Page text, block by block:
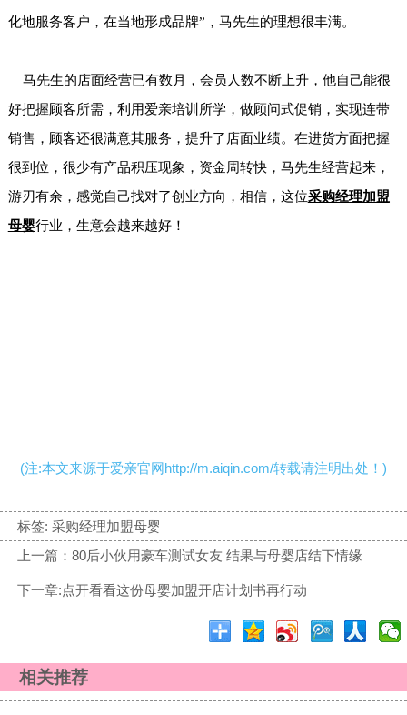
化地服务客户，在当地形成品牌”，马先生的理想很丰满。
马先生的店面经营已有数月，会员人数不断上升，他自己能很
好把握顾客所需，利用爱亲培训所学，做顾问式促销，实现连带
销售，顾客还很满意其服务，提升了店面业绩。在进货方面把握
很到位，很少有产品积压现象，资金周转快，马先生经营起来，
游刃有余，感觉自己找对了创业方向，相信，这位采购经理加盟
母婴行业，生意会越来越好！
(注:本文来源于爱亲官网http://m.aiqin.com/转载请注明出处！)
标签: 采购经理加盟母婴
上一篇：80后小伙用豪车测试女友 结果与母婴店结下情缘
下一章:点开看看这份母婴加盟开店计划书再行动
相关推荐